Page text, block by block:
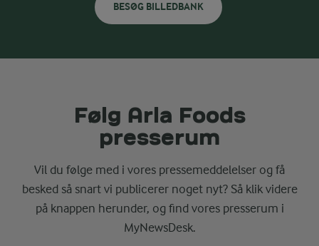
BESØG BILLEDBANK
Følg Arla Foods
presserum
Vil du følge med i vores pressemeddelelser og få
besked så snart vi publicerer noget nyt? Så klik videre
på knappen herunder, og find vores presserum i
MyNewsDesk.